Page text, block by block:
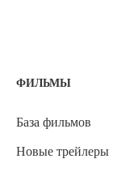
ФИЛЬМЫ
База фильмов
Новые трейлеры